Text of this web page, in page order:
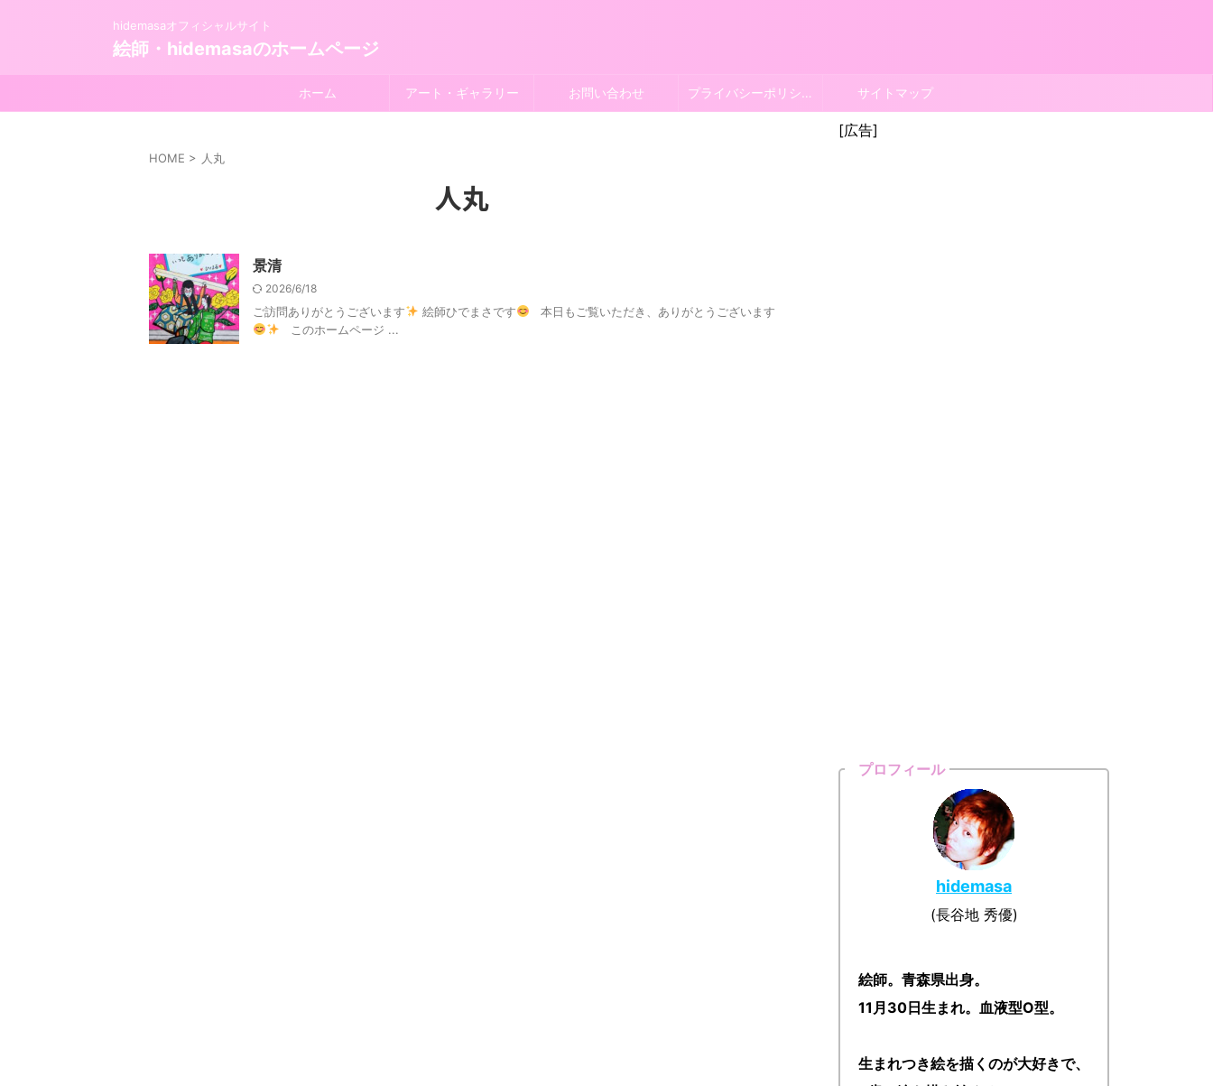
hidemasaオフィシャルサイト
絵師・hidemasaのホームページ
ホーム アート・ギャラリー お問い合わせ プライバシーポリシー サイトマップ
HOME > 人丸
人丸
景清
2026/6/18
ご訪問ありがとうございます 絵師ひでまさです
本日もご覧いただき、ありがとうございます
このホームページ ...
[広告]
プロフィール
hidemasa
(長谷地 秀優)
絵師。青森県出身。
11月30日生まれ。血液型O型。
生まれつき絵を描くのが大好きで、